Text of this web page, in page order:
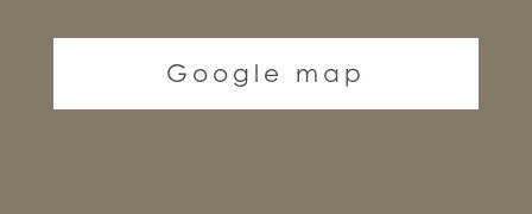
Google map